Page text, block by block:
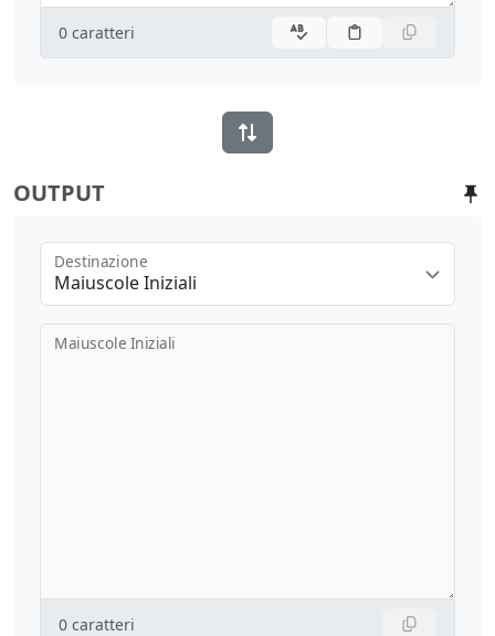
0 caratteri
OUTPUT
Maiuscole Iniziali
Destinazione
Maiuscole Iniziali
0 caratteri